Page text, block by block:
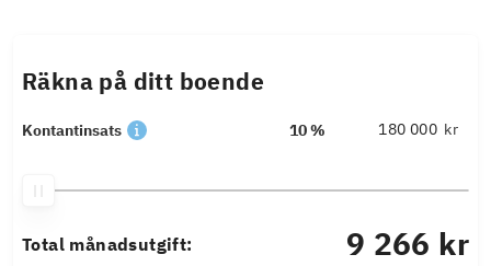
Räkna på ditt boende
Kontantinsats 10 % kr
Total månadsutgift: 9 266 kr